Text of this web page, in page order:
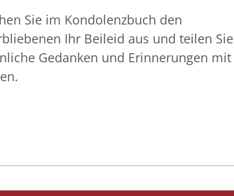
Sie im Kondolenzbuch den
Ihr Beileid aus und teilen Sie
Gedanken und Erinnerungen mit